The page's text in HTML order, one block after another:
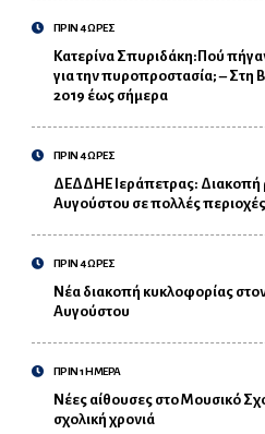
ΠΡΙΝ 4 ΩΡΕΣ
Κατερίνα Σπυριδάκη:Πού
για την πυροπροστασία; – Στη
2019 έως σήμερα
ΠΡΙΝ 4 ΩΡΕΣ
ΔΕΔΔΗΕ Ιεράπετρας: Διακοπή
Αυγούστου σε πολλές περιοχές
ΠΡΙΝ 4 ΩΡΕΣ
Νέα διακοπή κυκλοφορίας στον
Αυγούστου
ΠΡΙΝ 1 ΗΜΕΡΑ
Νέες αίθουσες στο Μουσικό
σχολική χρονιά